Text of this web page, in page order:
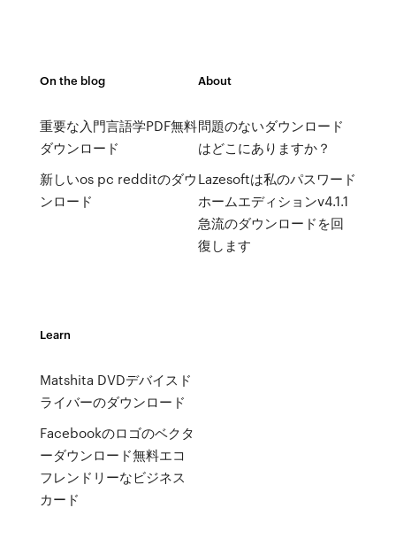
On the blog
重要な入門言語学PDF無料
ダウンロード
新しいos pc redditのダウ
ンロード
About
問題のないダウンロード
はどこにありますか？
Lazesoftは私のパスワード
ホームエディションv4.1.1
急流のダウンロードを回
復します
Learn
Matshita DVDデバイスド
ライバーのダウンロード
Facebookのロゴのベクタ
ーダウンロード無料エコ
フレンドリーなビジネス
カード